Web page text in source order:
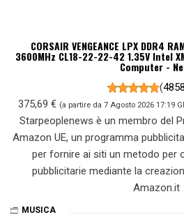
CORSAIR VENGEANCE LPX DDR4
3600MHz CL18-22-22-42 1.35V Intel
Computer -
(
375,69 € (a partire da 7 Agosto 2026 17:19
Starpeoplenews è un membro del
Amazon UE, un programma
per fornire ai siti un metodo per
pubblicitarie mediante la
Amazon.it
MUSICA